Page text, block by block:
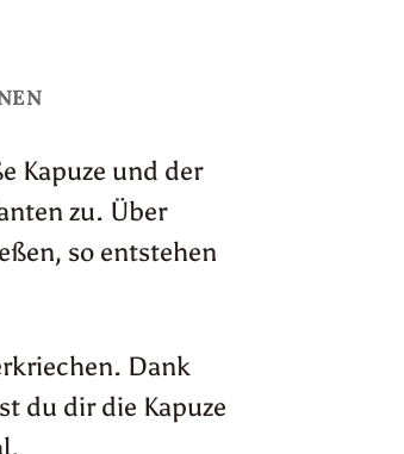
Kapuze und der
zu. Über
so entstehen
Dank
du dir die Kapuze